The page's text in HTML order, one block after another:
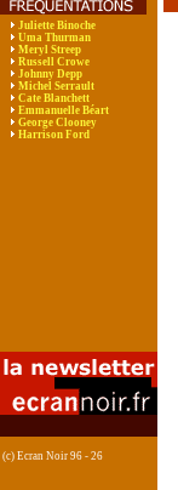
Juliette Binoche
Uma Thurman
Meryl Streep
Russell Crowe
Johnny Depp
Michel Serrault
Cate Blanchett
Emmanuelle Béart
George Clooney
Harrison Ford
(c) Ecran Noir 96 - 26